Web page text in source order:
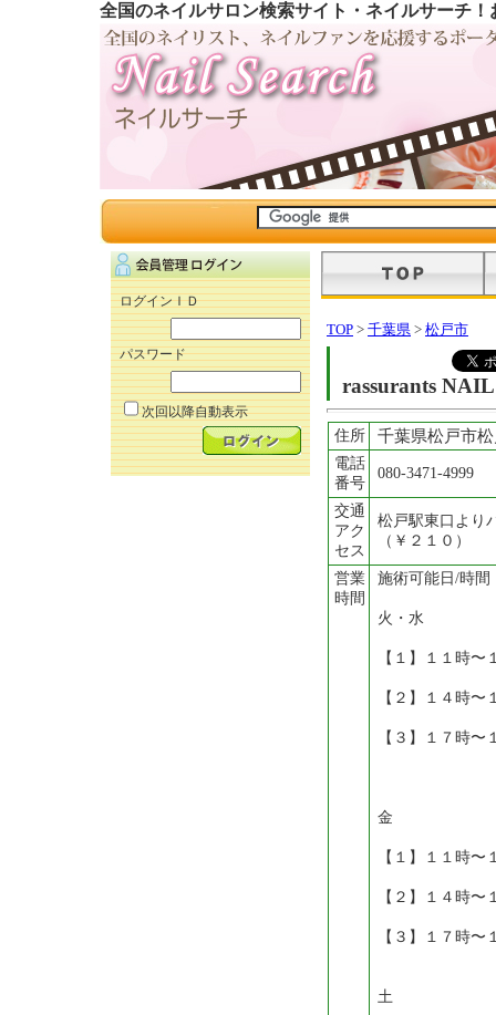
全国のネイルサロン検索サイト・ネイルサーチ
ログインＩＤ
パスワード
次回以降自動表示
TOP > 千葉県 > 松戸市
rassurants
住所 千葉県松戸市
電話
番号
080-3471-4999
交通
アク
セス
松戸駅東口より
（￥２１０）
営業
時間
施術可能日/時間
火・水
【１】１１時〜
【２】１４時〜
【３】１７時〜
金
【１】１１時〜
【２】１４時〜
【３】１７時〜
土